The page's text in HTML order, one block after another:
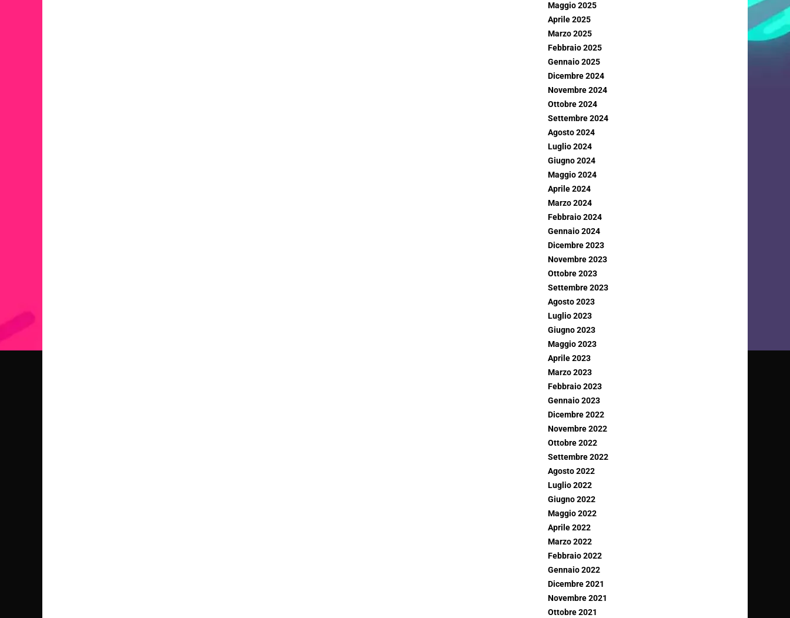
Maggio 2025
Aprile 2025
Marzo 2025
Febbraio 2025
Gennaio 2025
Dicembre 2024
Novembre 2024
Ottobre 2024
Settembre 2024
Agosto 2024
Luglio 2024
Giugno 2024
Maggio 2024
Aprile 2024
Marzo 2024
Febbraio 2024
Gennaio 2024
Dicembre 2023
Novembre 2023
Ottobre 2023
Settembre 2023
Agosto 2023
Luglio 2023
Giugno 2023
Maggio 2023
Aprile 2023
Marzo 2023
Febbraio 2023
Gennaio 2023
Dicembre 2022
Novembre 2022
Ottobre 2022
Settembre 2022
Agosto 2022
Luglio 2022
Giugno 2022
Maggio 2022
Aprile 2022
Marzo 2022
Febbraio 2022
Gennaio 2022
Dicembre 2021
Novembre 2021
Ottobre 2021